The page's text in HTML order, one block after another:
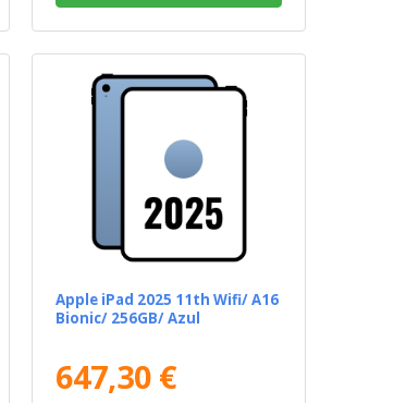
Apple iPad 2025 11th Wifi/ A16
Bionic/ 256GB/ Azul
647,30 €